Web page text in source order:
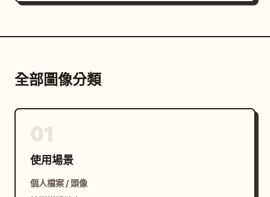
全部圖像分類
使用場景
個人檔案 / 頭像